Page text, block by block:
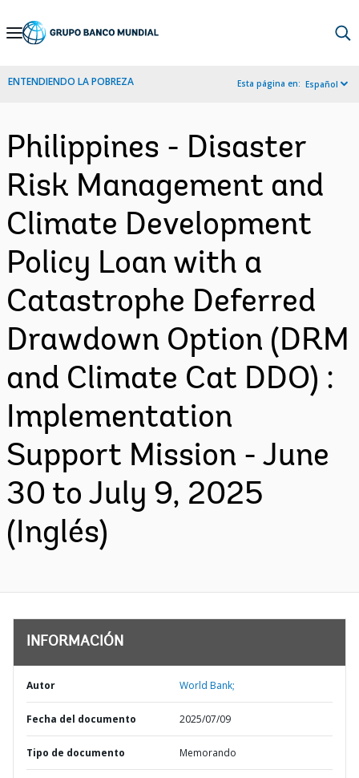
Skip
Navigation
ENTENDIENDO LA POBREZA Esta página en: Español
Philippines - Disaster
Risk Management and
Climate Development
Policy Loan with a
Catastrophe Deferred
Drawdown Option (DRM
and Climate Cat DDO) :
Implementation
Support Mission - June
30 to July 9, 2025
(Inglés)
INFORMACIÓN
Autor World Bank;
Fecha del documento 2025/07/09
Tipo de documento Memorando